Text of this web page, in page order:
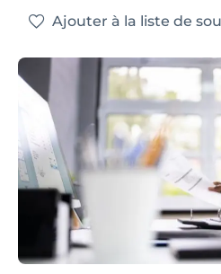
Ajouter à la liste de